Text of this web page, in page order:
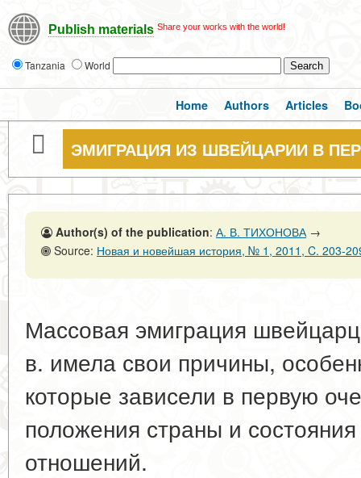
Publish materials Share your works with the world!
Tanzania World
Home Authors Articles
ЭМИГРАЦИЯ ИЗ ШВЕЙЦАРИИ В
Author(s) of the publication: А. В. ТИХОНОВА→
Source: Новая и новейшая история, № 1, 2011, C. 203-
Массовая эмиграция
в. имела свои причины,
которые зависели в первую
положения страны и
отношений.